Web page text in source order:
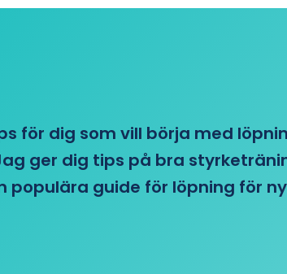
för dig som vill börja med
ger dig tips på bra
populära guide för löpning för